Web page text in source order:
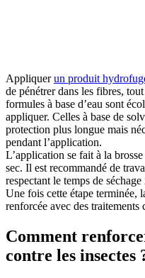
Appliquerun produit
de pénétrer dans les fibres,
formules à base d’eau sont
appliquer. Celles à base de
protection plus longue mais
pendant l’application.
L’application se fait à la
sec. Il est recommandé de
respectant le temps de
Une fois cette étape terminée,
renforcée avec des traitements
Comment
contre les insectes